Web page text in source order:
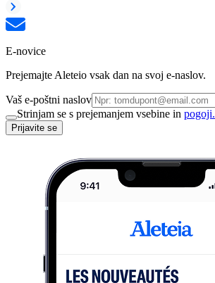
E-novice
Prejemajte Aleteio vsak dan na svoj e-naslov.
Vaš e-poštni naslov
Strinjam se s prejemanjem vsebine in pogoji.
Prijavite se